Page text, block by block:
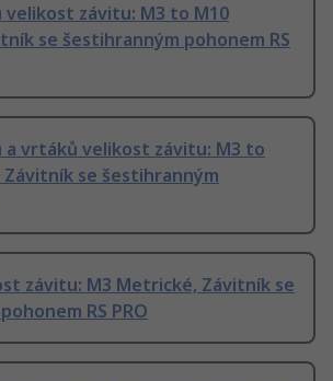
velikost závitu: M3 to M10
se šestihranným pohonem RS
a vrtáků velikost závitu: M3 to
se šestihranným
závitu: M3 Metrické, Závitník se
RS PRO